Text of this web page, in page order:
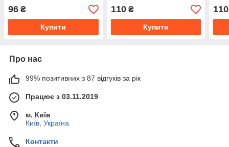
96 ₴
Купити
110₴
Купити
110
Про нас
99% позитивних з 87 відгуків за рік
Працює з 03.11.2019
м. Київ
Київ, Україна
Контакти